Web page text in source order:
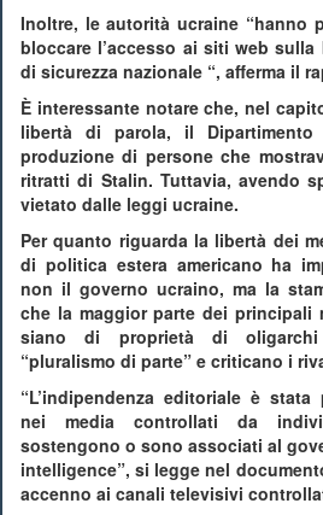
Inoltre, le autorità ucraine “hanno
bloccare l’accesso ai siti web
di sicurezza nazionale “, afferma il
È interessante notare che, nel
libertà di parola, il
produzione di persone che
ritratti di Stalin. Tuttavia, avendo
vietato dalle leggi ucraine.
Per quanto riguarda la libertà dei
di politica estera americano ha
non il governo ucraino, ma la
che la maggior parte dei principali
siano di proprietà di
“pluralismo di parte” e criticano i
“L’indipendenza editoriale è
nei media controllati da
sostengono o sono associati al
intelligence”, si legge nel
accenno ai canali televisivi